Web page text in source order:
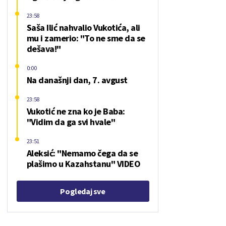
Saša Ilić nahvalio Vukotića, ali
mu i zamerio: "To ne sme da se
dešava!"
23:58
Na današnji dan, 7. avgust
0:00
Vukotić ne zna ko je Baba:
"Vidim da ga svi hvale"
23:58
Aleksić: "Nemamo čega da se
plašimo u Kazahstanu" VIDEO
23:51
Pogledaj sve